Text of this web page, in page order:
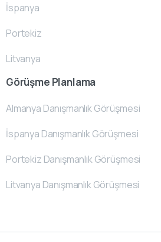
İspanya
Portekiz
Litvanya
Görüşme Planlama
Almanya Danışmanlık Görüşmesi
İspanya Danışmanlık Görüşmesi
Portekiz Danışmanlık Görüşmesi
Litvanya Danışmanlık Görüşmesi